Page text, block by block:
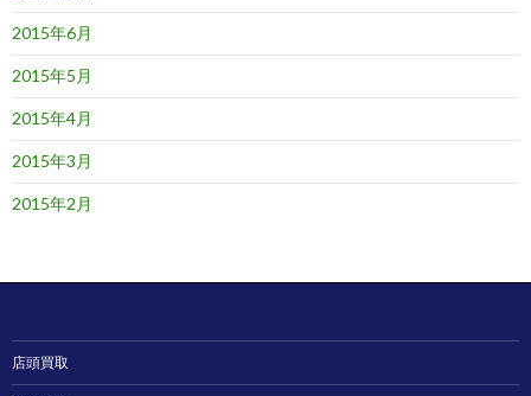
2015年6月
2015年5月
2015年4月
2015年3月
2015年2月
店頭買取